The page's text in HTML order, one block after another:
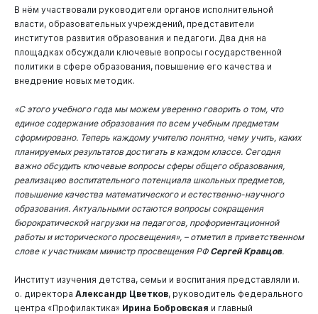
В нём участвовали руководители органов исполнительной
власти, образовательных учреждений, представители
институтов развития образования и педагоги. Два дня на
площадках обсуждали ключевые вопросы государственной
политики в сфере образования, повышение его качества и
внедрение новых методик.
«С этого учебного года мы можем уверенно говорить о том, что
единое содержание образования по всем учебным предметам
сформировано. Теперь каждому учителю понятно, чему учить, каких
планируемых результатов достигать в каждом классе. Сегодня
важно обсудить ключевые вопросы сферы общего образования,
реализацию воспитательного потенциала школьных предметов,
повышение качества математического и естественно-научного
образования. Актуальными остаются вопросы сокращения
бюрократической нагрузки на педагогов, профориентационной
работы и исторического просвещения», – отметил в приветственном
слове к участникам министр просвещения РФ Сергей Кравцов.
Институт изучения детства, семьи и воспитания представляли и.
о. директора Александр Цветков, руководитель федерального
центра «Профилактика» Ирина Бобровская и главный